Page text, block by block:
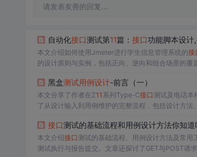
请发表友善的回复…
自动化接口测试第11篇： 接口功能脚本设计,
本文介绍如何使用Jmeter进行学生信息管理系统的接
的设计原则与实例，包括正向、逆向和组合场景的覆
黑盒测试用例设计-前言（一）
本文分享了作者在Z11系列Type-C接口测试及电话本
了从设计输入到用例维护的完整流程，包括设计方法
接口测试的基础流程和用例设计方法你知道
本文介绍接口测试的基础流程、用例设计方法及常
测试执行与报告提交。文章还探讨了GET与POST请